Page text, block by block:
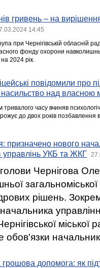
гривень – на
14:45
при Чернігівській обласній
фонду охорони
на 2024 рік.
повідомили про
над власною
часу вчиняв
до двох років позбавлення
призначено нового
управлінь УКБ та ЖКГ
Чернігова
рішень.
міської
обов'язки
допомога: як